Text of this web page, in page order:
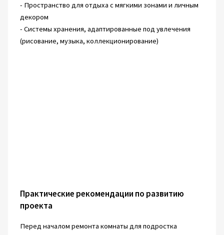
- Пространство для отдыха с мягкими зонами и личным
декором
- Системы хранения, адаптированные под увлечения
(рисование, музыка, коллекционирование)
Практические рекомендации по развитию
проекта
Перед началом ремонта комнаты для подростка